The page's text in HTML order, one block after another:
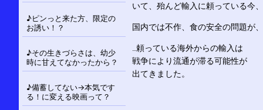
いて、殆んど輸入に頼っている今、
国内では不作、食の安全の問題が、
…頼っている海外からの輸入は
戦争により流通が滞る可能性が
出てきました。
♪ピンっと来た方、限定の
お誘い！？
♪その生きづらさは、幼少
時に甘えてなかったから？
♪備蓄してない→本気です
る！に変える映画って？